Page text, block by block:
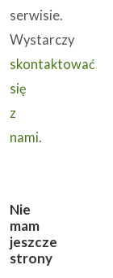
serwisie.
Wystarczy
skontaktować
się
z
nami.
Nie
mam
jeszcze
strony